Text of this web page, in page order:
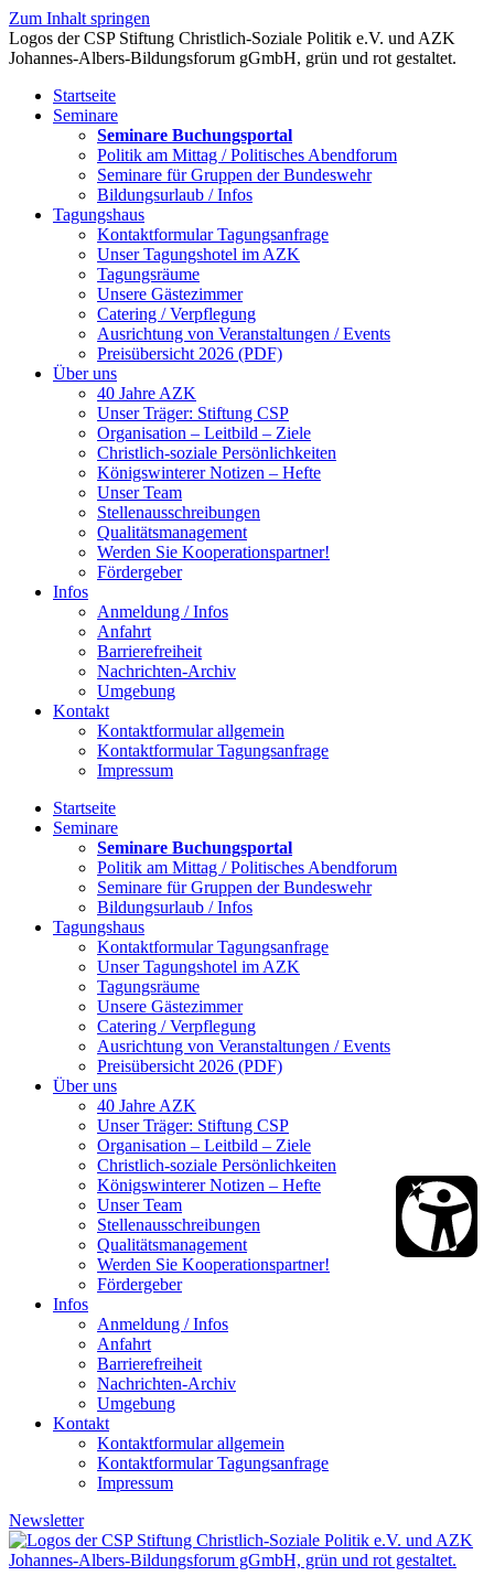
Zum Inhalt springen
Startseite
Seminare
Seminare Buchungsportal
Politik am Mittag / Politisches Abendforum
Seminare für Gruppen der Bundeswehr
Bildungsurlaub / Infos
Tagungshaus
Kontaktformular Tagungsanfrage
Unser Tagungshotel im AZK
Tagungsräume
Unsere Gästezimmer
Catering / Verpflegung
Ausrichtung von Veranstaltungen / Events
Preisübersicht 2026 (PDF)
Über uns
40 Jahre AZK
Unser Träger: Stiftung CSP
Organisation – Leitbild – Ziele
Christlich-soziale Persönlichkeiten
Königswinterer Notizen – Hefte
Unser Team
Stellenausschreibungen
Qualitätsmanagement
Werden Sie Kooperationspartner!
Fördergeber
Infos
Anmeldung / Infos
Anfahrt
Barrierefreiheit
Nachrichten-Archiv
Umgebung
Kontakt
Kontaktformular allgemein
Kontaktformular Tagungsanfrage
Impressum
Startseite
Seminare
Seminare Buchungsportal
Politik am Mittag / Politisches Abendforum
Seminare für Gruppen der Bundeswehr
Bildungsurlaub / Infos
Tagungshaus
Kontaktformular Tagungsanfrage
Unser Tagungshotel im AZK
Tagungsräume
Unsere Gästezimmer
Catering / Verpflegung
Ausrichtung von Veranstaltungen / Events
Preisübersicht 2026 (PDF)
Über uns
40 Jahre AZK
Unser Träger: Stiftung CSP
Organisation – Leitbild – Ziele
Christlich-soziale Persönlichkeiten
Königswinterer Notizen – Hefte
Unser Team
Stellenausschreibungen
Qualitätsmanagement
Werden Sie Kooperationspartner!
Fördergeber
Infos
Anmeldung / Infos
Anfahrt
Barrierefreiheit
Nachrichten-Archiv
Umgebung
Kontakt
Kontaktformular allgemein
Kontaktformular Tagungsanfrage
Impressum
Newsletter